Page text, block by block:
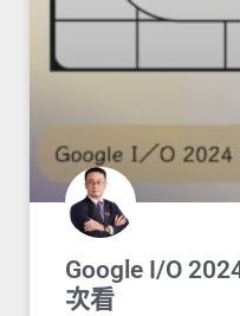
Google I/O
次看